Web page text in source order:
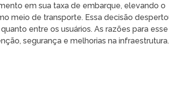
em sua taxa de embarque, elevando o
meio de transporte. Essa decisão
entre os usuários. As razões para esse
segurança e melhorias na infraestrutura.